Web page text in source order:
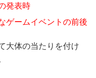
発表時
ゲームイベントの前後
大体の当たりを付け